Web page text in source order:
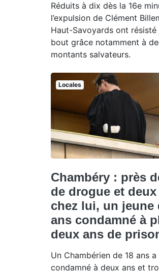
Réduits à dix dès la 16e
l’expulsion de Clément
Haut-Savoyards ont résisté
bout grâce notamment à
montants salvateurs.
Locales
Chambéry : près
de drogue et
chez lui, un jeune
ans condamné à
deux ans de
Un Chambérien de 18 ans a
condamné à deux ans et